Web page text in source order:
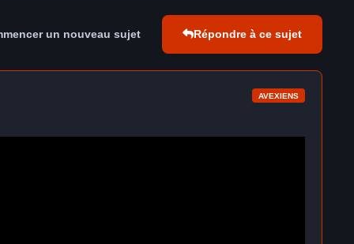
un nouveau sujet Répondre à ce sujet
AVEXIENS